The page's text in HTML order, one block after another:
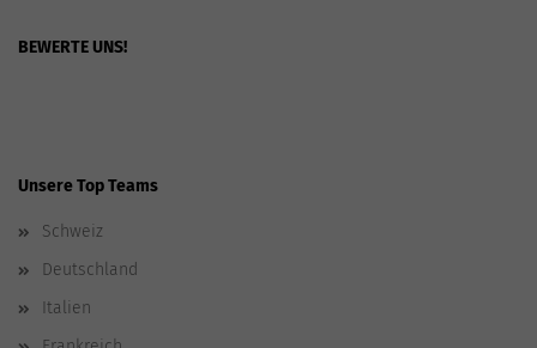
BEWERTE UNS!
Unsere Top Teams
Schweiz
Deutschland
Italien